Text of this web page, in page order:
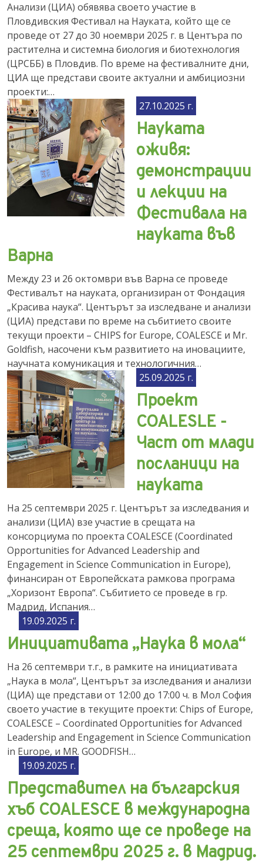
Анализи (ЦИА) обявява своето участие в
Пловдивския Фестивал на Науката, който ще се
проведе от 27 до 30 ноември 2025 г. в Центъра по
растителна и системна биология и биотехнология
(ЦРСББ) в Пловдив. По време на фестивалните дни,
ЦИА ще представи своите актуални и амбициозни
проекти:…
27.10.2025 г.
Науката
оживя:
демонстрации
и лекции на
Фестивала на
науката във
Варна
Между 23 и 26 октомври във Варна се проведе
Фестивалът на науката, организиран от Фондация
„Красива наука“. Центърът за изследване и анализи
(ЦИА) представи по време на събитието своите
текущи проекти – CHIPS for Europe, COALESCE и Mr.
Goldfish, насочени към развитието на иновациите,
научната комуникация и технологичния…
25.09.2025 г.
Проект
COALESLE -
Част от млади
посланици на
науката
На 25 септември 2025 г. Центърът за изследвания и
анализи (ЦИА) взе участие в срещата на
консорциума по проекта COALESCE (Coordinated
Opportunities for Advanced Leadership and
Engagement in Science Communication in Europe),
финансиран от Европейската рамкова програма
„Хоризонт Европа“. Събитието се проведе в гр.
Мадрид, Испания…
19.09.2025 г.
Инициативата „Наука в мола“
На 26 септември т.г., в рамките на инициативата
„Наука в мола“, Центърът за изследвания и анализи
(ЦИА) ще представи от 12:00 до 17:00 ч. в Мол София
своето участие в текущите проекти: Chips of Europe,
COALESCE – Coordinated Opportunities for Advanced
Leadership and Engagement in Science Communication
in Europe, и MR. GOODFISH…
19.09.2025 г.
Представител на българския
хъб COALESCE в международна
среща, която ще се проведе на
25 септември 2025 г. в Мадрид.